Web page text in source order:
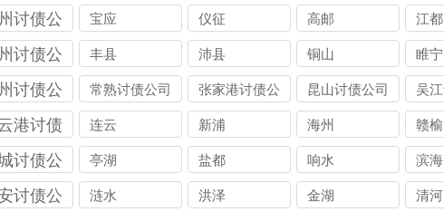
讨债公
宝应 仪征 高邮 江都
讨债公
丰县 沛县 铜山 睢宁
讨债公
常熟讨债公司
张家港讨债公
司
昆山讨债公司 吴
港讨债
连云 新浦 海州 赣榆
讨债公
亭湖 盐都 响水 滨海
讨债公
涟水 洪泽 金湖 清河